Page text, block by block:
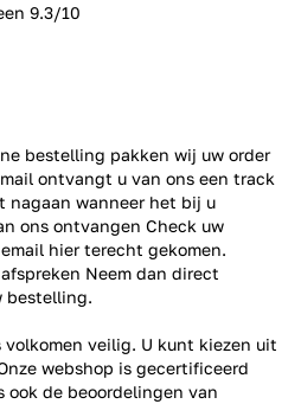
9.3/10
bestelling pakken wij uw order
ontvangt u van ons een track
nagaan wanneer het bij u
ons ontvangen Check uw
hier terecht gekomen.
Neem dan direct
bestelling.
veilig. U kunt kiezen uit
webshop is gecertificeerd
ook de beoordelingen van